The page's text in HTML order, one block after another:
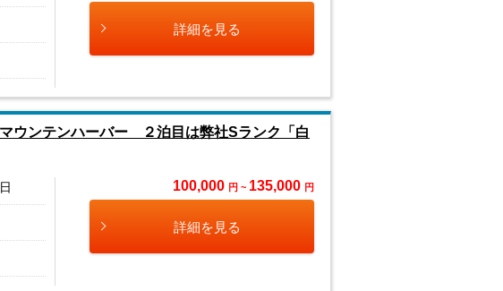
詳細を見る
ウンテンハーバー ２泊目は弊社Sランク「白
100,000 円 ~ 135,000 円
詳細を見る